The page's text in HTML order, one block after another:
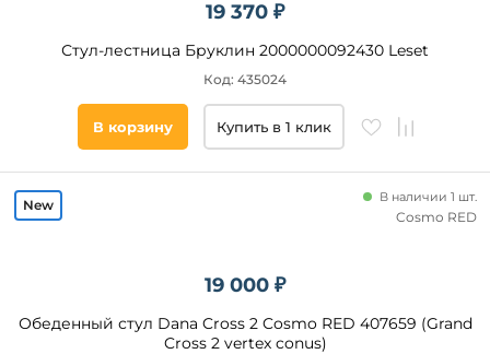
19 370 ₽
Стул-лестница Бруклин 2000000092430 Leset
Код: 435024
В корзину Купить в 1 клик
19 000 ₽
Обеденный стул Dana Cross 2 Cosmo RED 407659 (Grand
Cross 2 vertex conus)
В наличии 1 шт.
Cosmo RED